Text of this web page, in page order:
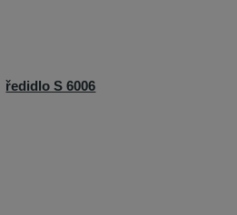
ředidlo S 6006